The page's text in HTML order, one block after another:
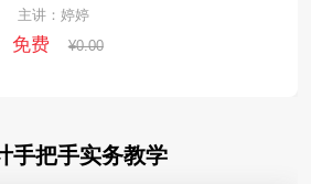
主讲：婷婷
免费 ¥0.00
手把手实务教学